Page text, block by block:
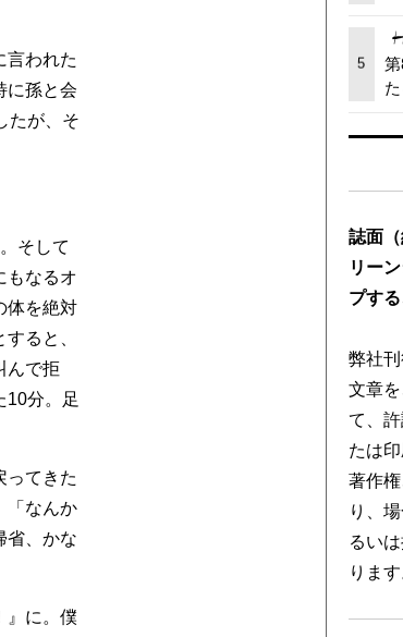
言われた
に孫と会
たが、そ
そして
もなるオ
体を絶対
ると、
んで拒
10分。足
ってきた
「なんか
省、かな
』に。僕
5
誌面
リー
プす
弊社
文章
て、
たは
著作
り、
るい
りま